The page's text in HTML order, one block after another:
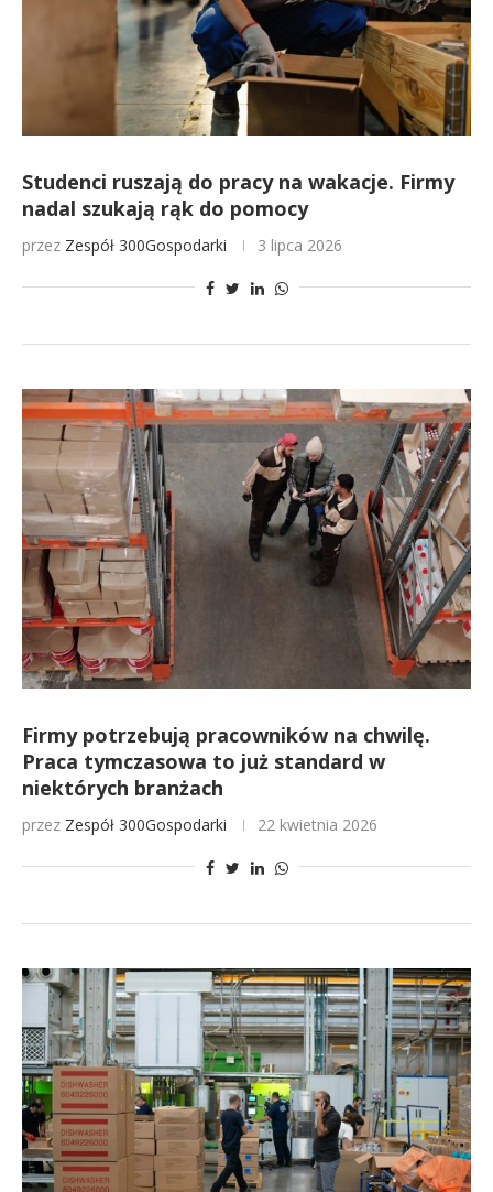
Studenci ruszają do pracy na wakacje. Firmy
nadal szukają rąk do pomocy
przez Zespół 300Gospodarki 3 lipca 2026
Firmy potrzebują pracowników na chwilę.
Praca tymczasowa to już standard w
niektórych branżach
przez Zespół 300Gospodarki 22 kwietnia 2026